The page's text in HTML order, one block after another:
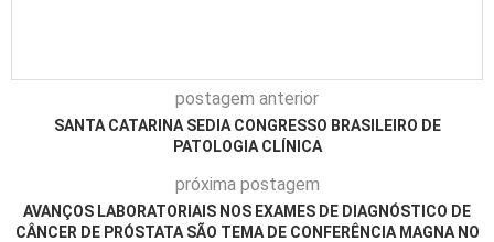
postagem anterior
SANTA CATARINA SEDIA CONGRESSO BRASILEIRO DE
PATOLOGIA CLÍNICA
próxima postagem
AVANÇOS LABORATORIAIS NOS EXAMES DE DIAGNÓSTICO DE
CÂNCER DE PRÓSTATA SÃO TEMA DE CONFERÊNCIA MAGNA NO